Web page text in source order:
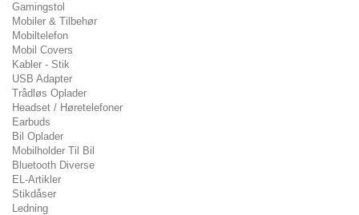
Gamingstol
Mobiler & Tilbehør
Mobiltelefon
Mobil Covers
Kabler - Stik
USB Adapter
Trådløs Oplader
Headset / Høretelefoner
Earbuds
Bil Oplader
Mobilholder Til Bil
Bluetooth Diverse
EL-Artikler
Stikdåser
Ledning